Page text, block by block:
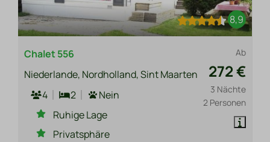
8,9
Ab
272 €
3 Nächte
2 Personen
Chalet 556
Niederlande, Nordholland, Sint Maarten
4
2
Nein
Ruhige Lage
Privatsphäre